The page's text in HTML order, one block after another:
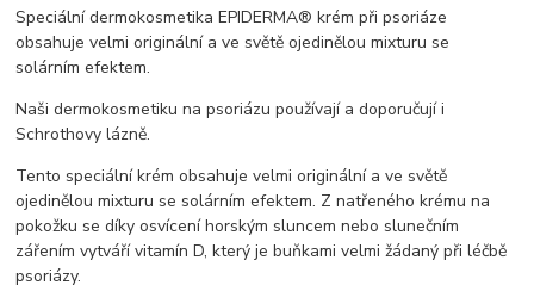
Speciální dermokosmetika EPIDERMA® krém při psoriáze
obsahuje velmi originální a ve světě ojedinělou mixturu se
solárním efektem.
Naši dermokosmetiku na psoriázu používají a doporučují i
Schrothovy lázně.
Tento speciální krém obsahuje velmi originální a ve světě
ojedinělou mixturu se solárním efektem. Z natřeného krému na
pokožku se díky osvícení horským sluncem nebo slunečním
zářením vytváří vitamín D, který je buňkami velmi žádaný při léčbě
psoriázy.